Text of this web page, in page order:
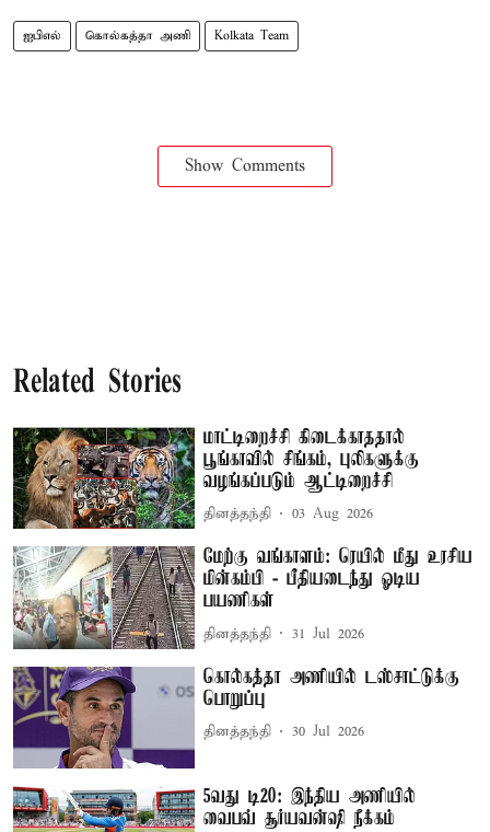
ஐபிஎல் கொல்கத்தா அணி Kolkata Team
Show Comments
Related Stories
மாட்டிறைச்சி கிடைக்காததால்
பூங்காவில் சிங்கம், புலிகளுக்கு
வழங்கப்படும் ஆட்டிறைச்சி
தினத்தந்தி 03 Aug 2026
மேற்கு வங்காளம்: ரெயில் மீது உரசிய
மின்கம்பி - பீதியடைந்து ஓடிய
பயணிகள்
தினத்தந்தி 31 Jul 2026
கொல்கத்தா அணியில் டஸ்சாட்டுக்கு
பொறுப்பு
தினத்தந்தி 30 Jul 2026
5வது டி20: இந்திய அணியில்
வைபவ் சூர்யவன்ஷி நீக்கம்